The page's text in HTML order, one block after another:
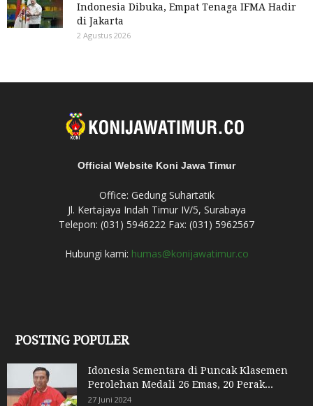
Indonesia Dibuka, Empat Tenaga IFMA Hadir
di Jakarta
2 Agustus 2026
Official Website Koni Jawa Timur
Office: Gedung Suhartatik
Jl. Kertajaya Indah Timur IV/5, Surabaya
Telepon: (031) 5946222 Fax: (031) 5962567
Hubungi kami: humas@konijawatimur.co
POSTING POPULER
Idonesia Sementara di Puncak Klasemen
Perolehan Medali 26 Emas, 20 Perak...
27 Juni 2024